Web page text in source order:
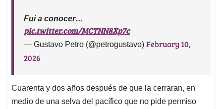
Fui a conocer…
pic.twitter.com/MCTNN8Xp7c
— Gustavo Petro (@petrogustavo) February 10,
2026
Cuarenta y dos años después de que la cerraran, en
medio de una selva del pacífico que no pide permiso